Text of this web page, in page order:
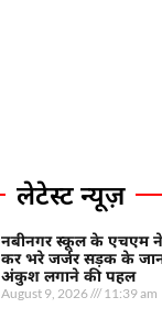
लेटेस्ट न्यूज़
नबीनगर स्कूल के एचएम ने
कर भरे जर्जर सड़क के
अंकुश लगाने की पहल
August 9, 2026 11:39 am